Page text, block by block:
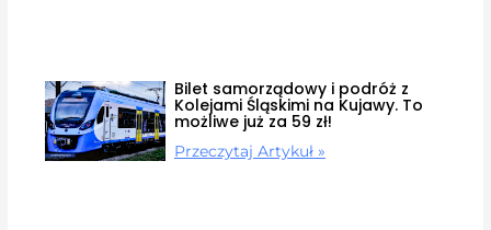
Bilet samorządowy i podróż z
Kolejami Śląskimi na Kujawy. To
możliwe już za 59 zł!
Przeczytaj Artykuł »